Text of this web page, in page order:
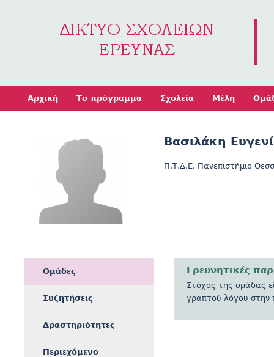
Αρχική Το πρόγραμμα Σχολεία Μέλη
Βασιλάκη
Π.Τ.Δ.Ε. Πανεπιστήμιο
Ομάδες
Συζητήσεις
Δραστηριότητες
Περιεχόμενο
Ερευνητικές
Στόχος της ομάδας
γραπτού λόγου στην